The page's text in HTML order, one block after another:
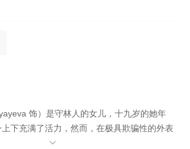
饰）是守林人的女儿，十九岁的她年
下充满了活力，然而，在极具欺骗性的外表
诈刻薄又趋炎附势的内心。乌尔边宁（Leonid